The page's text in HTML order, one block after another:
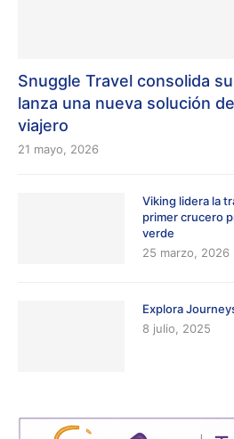
Snuggle Travel consolida
lanza una nueva solución
viajero
21 mayo, 2026
Viking lidera la
primer crucero
verde
25 marzo, 2026
Explora
8 julio, 2025